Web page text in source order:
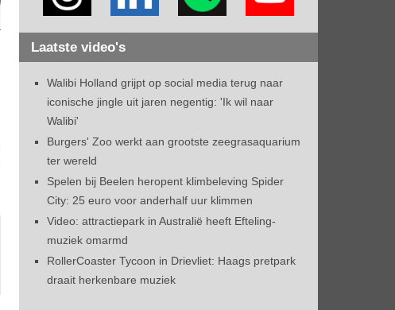
Laatste video's
Walibi Holland grijpt op social media terug naar
iconische jingle uit jaren negentig: 'Ik wil naar
Walibi'
Burgers' Zoo werkt aan grootste zeegrasaquarium
ter wereld
Spelen bij Beelen heropent klimbeleving Spider
City: 25 euro voor anderhalf uur klimmen
Video: attractiepark in Australië heeft Efteling-
muziek omarmd
RollerCoaster Tycoon in Drievliet: Haags pretpark
draait herkenbare muziek